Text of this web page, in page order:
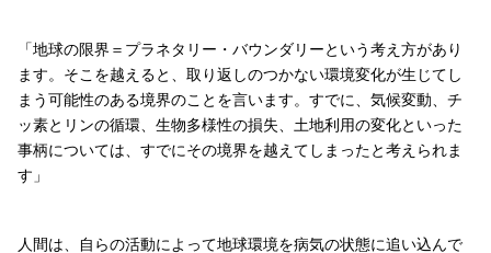
「地球の限界＝プラネタリー・バウンダリーという考え方があり
ます。そこを越えると、取り返しのつかない環境変化が生じてし
まう可能性のある境界のことを言います。すでに、気候変動、チ
ッ素とリンの循環、生物多様性の損失、土地利用の変化といった
事柄については、すでにその境界を越えてしまったと考えられま
す」
人間は、自らの活動によって地球環境を病気の状態に追い込んで